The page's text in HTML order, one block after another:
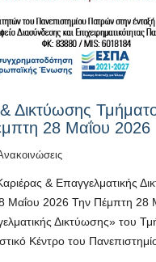
Δικτύωσης
28 Μαΐου 2026
& Επαγγελματικής
2026 Την Πέμπτη 28
Δικτύωσης» του
Κέντρο του